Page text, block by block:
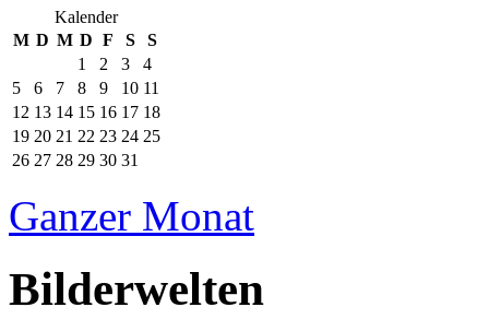
Kalender
M D M D F S
S
1
2 3
4
5
6 7 8 9 10 11
12 13 14 15 16 17 18
19 20 21 22 23 24 25
26 27 28 29 30 31
Ganzer Monat
Bilderwelten